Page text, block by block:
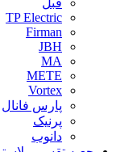
TP Electric
Firman
JBH
MA
METE
Vortex
پارس فانال
پرنیک
دانوب